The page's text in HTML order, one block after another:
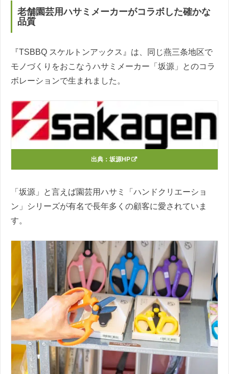
老舗園芸用ハサミメーカーがコラボした確かな
品質
『TSBBQ スケルトンアックス』は、同じ燕三条地区で
モノづくりをおこなうハサミメーカー「坂源」とのコラ
ボレーションで生まれました。
出典： 坂源HP
「坂源」と言えば園芸用ハサミ「ハンドクリエーショ
ン」シリーズが有名で長年多くの顧客に愛されていま
す。